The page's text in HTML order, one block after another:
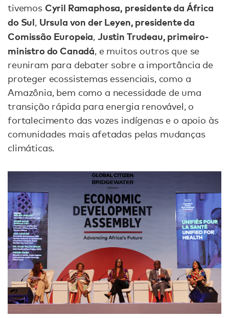
tivemos Cyril Ramaphosa, presidente da África
do Sul, Ursula von der Leyen, presidente da
Comissão Europeia, Justin Trudeau, primeiro-
ministro do Canadá, e muitos outros que se
reuniram para debater sobre a importância de
proteger ecossistemas essenciais, como a
Amazônia, bem como a necessidade de uma
transição rápida para energia renovável, o
fortalecimento das vozes indígenas e o apoio às
comunidades mais afetadas pelas mudanças
climáticas.